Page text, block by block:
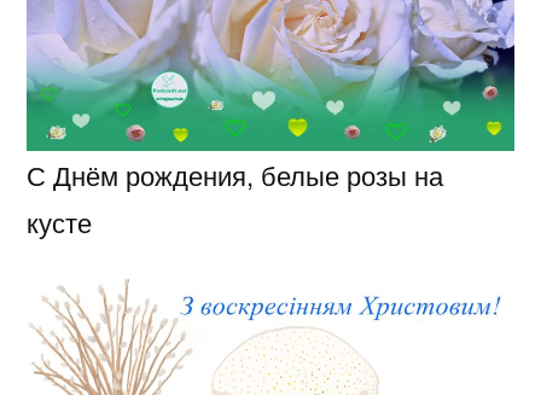
С Днём рождения, белые розы на
кусте